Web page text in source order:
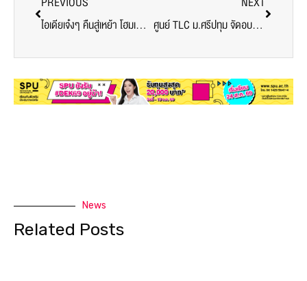
ไอเดียเจ๋งๆ คืนสู่เหย้า โฮมเพี้ยง!!! ในแบบฉบับ สถาปัตย์ ม.ศรีปทุม
ศูนย์ TLC ม.ศรีปทุม จัดอบรมเชิงปฎิบัติการฯ มุ่งพัฒนาศักยภาพคณาจารย์ สู่ตำแหน่งทางวิชาการ
News
Related Posts